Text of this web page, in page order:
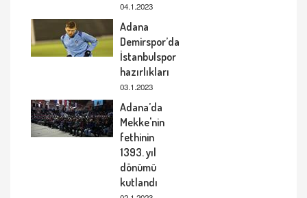
04.1.2023
Adana
Demirspor’da
İstanbulspor
hazırlıkları
03.1.2023
Adana’da
Mekke'nin
fethinin
1393. yıl
dönümü
kutlandı